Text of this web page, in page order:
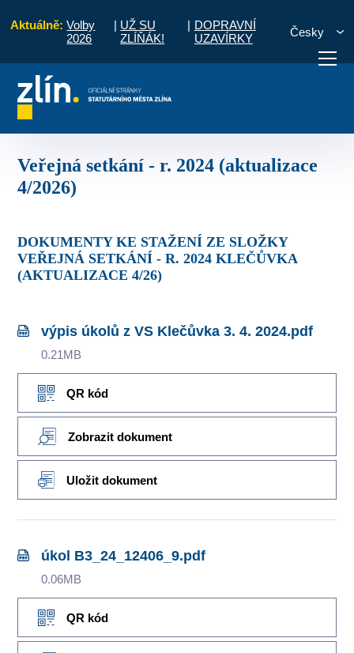
Aktuálně: Volby
2026
| UŽ SU
ZLÍŇÁK!
| DOPRAVNÍ
UZAVÍRKY
Česky
vyřídit Potřebuji zaplatit Diskuzní
Veřejná setkání - r. 2024 (aktualizace
4/2026)
DOKUMENTY KE STAŽENÍ ZE SLOŽKY
VEŘEJNÁ SETKÁNÍ - R. 2024 KLEČŮVKA
(AKTUALIZACE 4/26)
výpis úkolů z VS Klečůvka 3. 4. 2024.pdf
0.21MB
QR kód
Zobrazit dokument
Uložit dokument
úkol B3_24_12406_9.pdf
0.06MB
QR kód